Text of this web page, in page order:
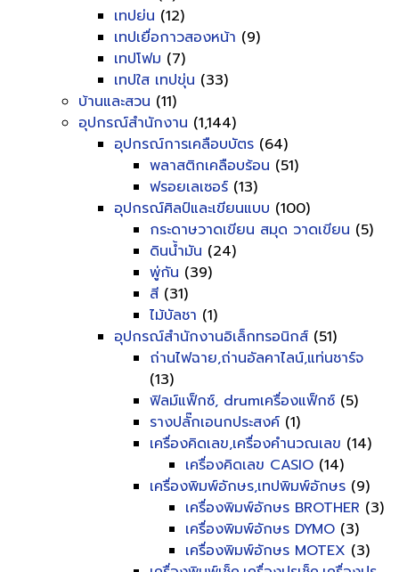
เทปย่น (12)
เทปเยื่อกาวสองหน้า (9)
เทปโฟม (7)
เทปใส เทปขุ่น (33)
บ้านและสวน (11)
อุปกรณ์สำนักงาน (1,144)
อุปกรณ์การเคลือบบัตร (64)
พลาสติกเคลือบร้อน (51)
ฟรอยเลเซอร์ (13)
อุปกรณ์ศิลป์และเขียนแบบ (100)
กระดาษวาดเขียน สมุด วาดเขียน (5)
ดินน้ำมัน (24)
พู่กัน (39)
สี (31)
ไม้บัลชา (1)
อุปกรณ์สำนักงานอิเล็กทรอนิกส์ (51)
ถ่านไฟฉาย,ถ่านอัลคาไลน์,แท่นชาร์จ
(13)
ฟิลม์แฟ็กซ์, drumเครื่องแฟ็กซ์ (5)
รางปลั๊กเอนกประสงค์ (1)
เครื่องคิดเลข,เครื่องคำนวณเลข (14)
เครื่องคิดเลข CASIO (14)
เครื่องพิมพ์อักษร,เทปพิมพ์อักษร (9)
เครื่องพิมพ์อักษร BROTHER (3)
เครื่องพิมพ์อักษร DYMO (3)
เครื่องพิมพ์อักษร MOTEX (3)